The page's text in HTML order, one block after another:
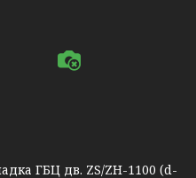
ГБЦ дв. ZS/ZH-1100 (d-